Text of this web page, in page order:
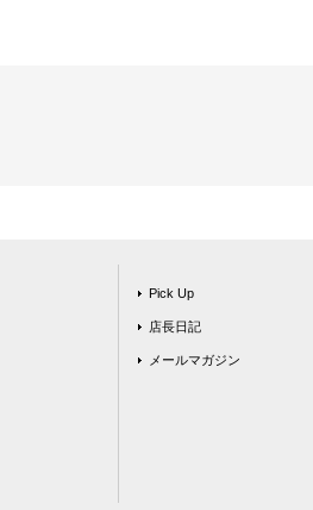
Pick Up
店長日記
メールマガジン